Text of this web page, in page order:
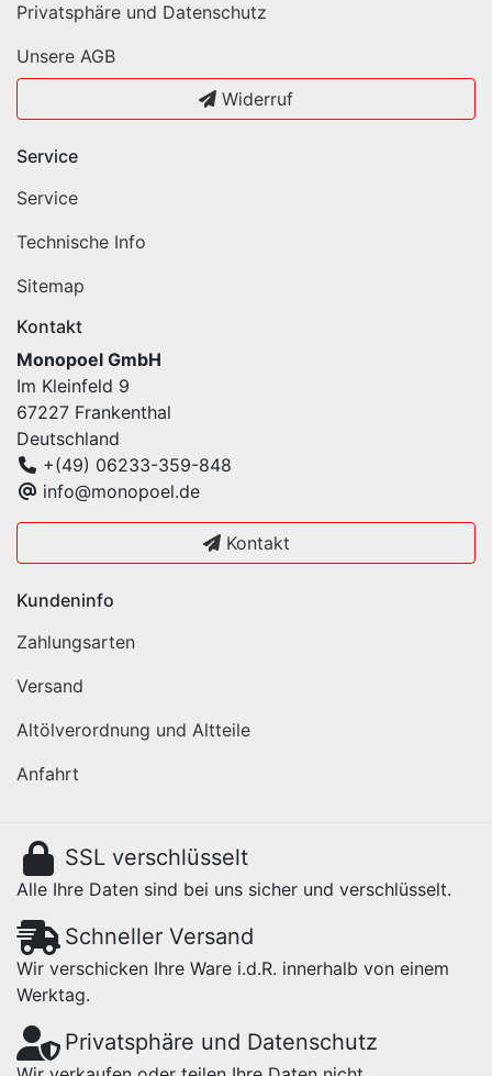
Privatsphäre und Datenschutz
Unsere AGB
Widerruf
Service
Service
Technische Info
Sitemap
Kontakt
Monopoel GmbH
Im Kleinfeld 9
67227 Frankenthal
Deutschland
+(49) 06233-359-848
info@monopoel.de
Kontakt
Kundeninfo
Zahlungsarten
Versand
Altölverordnung und Altteile
Anfahrt
SSL verschlüsselt
Alle Ihre Daten sind bei uns sicher und verschlüsselt.
Schneller Versand
Wir verschicken Ihre Ware i.d.R. innerhalb von einem
Werktag.
Privatsphäre und Datenschutz